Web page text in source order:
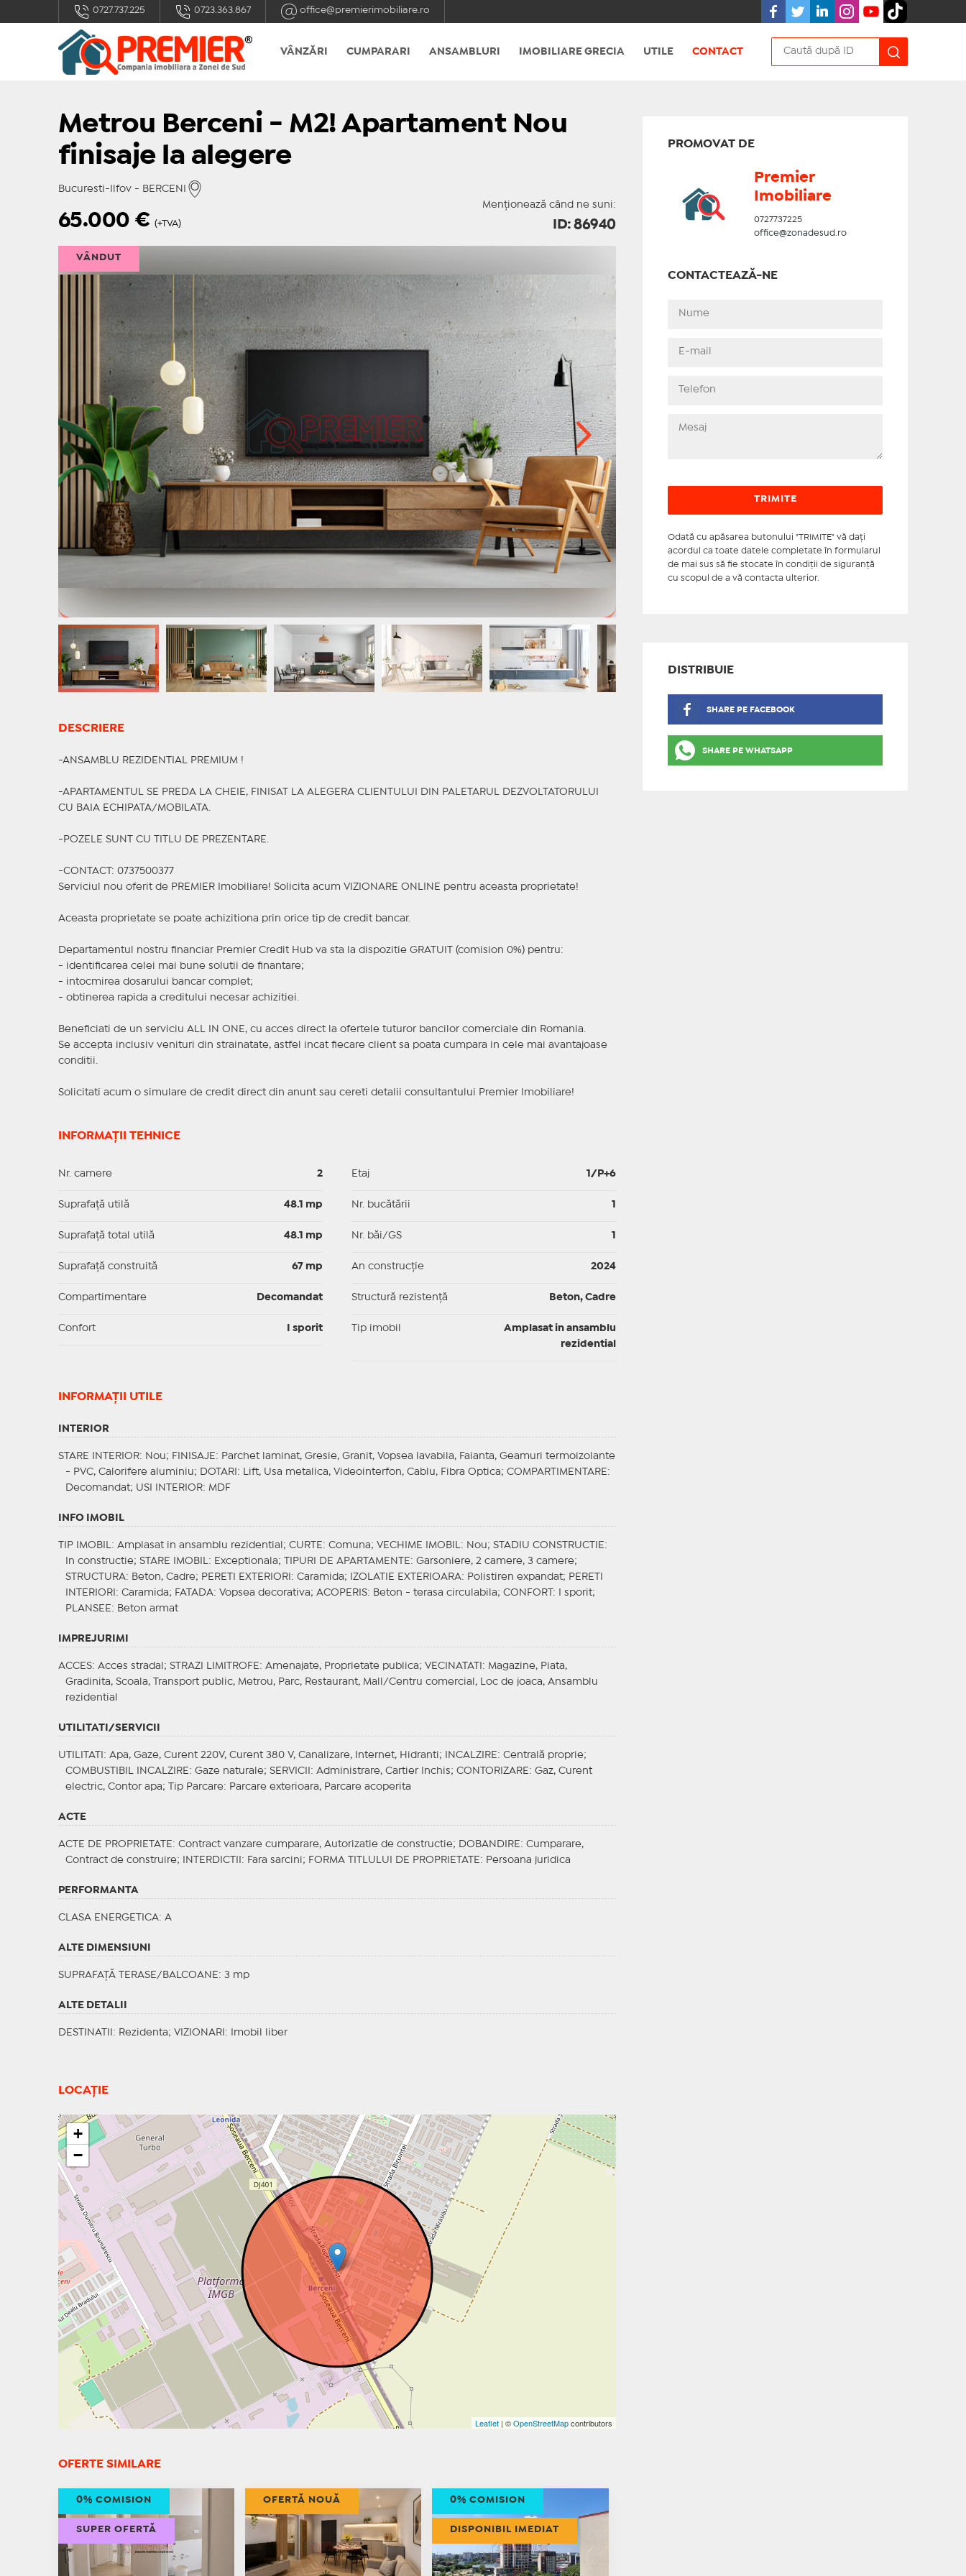
0727.737.225 0723.363.867 office@premierimobiliare.ro
VÂNZĂRI CUMPARARI ANSAMBLURI IMOBILIARE GRECIA UTILE CONTACT
Metrou Berceni - M2! Apartament Nou
finisaje la alegere
Bucuresti-Ilfov - BERCENI
Menționează când ne suni:
65.000€ (+TVA) ID: 86940
VÂNDUT
DESCRIERE
-ANSAMBLU REZIDENTIAL PREMIUM !
-APARTAMENTUL SE PREDA LA CHEIE, FINISAT LA ALEGERA CLIENTULUI DIN PALETARUL DEZVOLTATORULUI
CU BAIA ECHIPATA/MOBILATA.
-POZELE SUNT CU TITLU DE PREZENTARE.
-CONTACT: 0737500377
Serviciul nou oferit de PREMIER Imobiliare! Solicita acum VIZIONARE ONLINE pentru aceasta proprietate!
Aceasta proprietate se poate achizitiona prin orice tip de credit bancar.
Departamentul nostru financiar Premier Credit Hub va sta la dispozitie GRATUIT (comision 0%) pentru:
- identificarea celei mai bune solutii de finantare;
- intocmirea dosarului bancar complet;
- obtinerea rapida a creditului necesar achizitiei.
Beneficiati de un serviciu ALL IN ONE, cu acces direct la ofertele tuturor bancilor comerciale din Romania.
Se accepta inclusiv venituri din strainatate, astfel incat fiecare client sa poata cumpara in cele mai avantajoase
conditii.
Solicitati acum o simulare de credit direct din anunt sau cereti detalii consultantului Premier Imobiliare!
INFORMAȚII TEHNICE
Nr. camere 2
Suprafaţă utilă 48.1 mp
Suprafaţă total utilă 48.1 mp
Suprafaţă construită 67 mp
Compartimentare Decomandat
Confort I sporit
Etaj 1/P+6
Nr. bucătării
Nr. băi/GS
An construcție 2024
Structură rezistență Beton, Cadre
Tip imobil
Amplasat in ansamblu
rezidential
INFORMAŢII UTILE
INTERIOR
STARE INTERIOR: Nou; FINISAJE : Parchet laminat, Gresie, Granit, Vopsea lavabila, Faianta, Geamuri termoizolante
- PVC, Calorifere aluminiu;
DOTARI : Lift, Usa metalica, Videointerfon, Cablu, Fibra Optica; COMPARTIMENTARE :
Decomandat; USI INTERIOR: MDF
INFO IMOBIL
TIP IMOBIL : Amplasat in ansamblu rezidential; CURTE : Comuna; VECHIME IMOBIL : Nou; STADIU CONSTRUCTIE :
In constructie; STARE IMOBIL : Exceptionala; TIPURI DE APARTAMENTE : Garsoniere, 2 camere, 3 camere;
STRUCTURA: Beton, Cadre; PERETI EXTERIORI : Caramida; IZOLATIE EXTERIOARA: Polistiren expandat; PERETI
INTERIORI : Caramida; FATADA: Vopsea decorativa; ACOPERIS: Beton - terasa circulabila; CONFORT
: I sporit;
PLANSEE : Beton armat
IMPREJURIMI
ACCES: Acces stradal; STRAZI LIMITROFE : Amenajate, Proprietate publica; VECINATATI
: Magazine, Piata,
Gradinita, Scoala, Transport public, Metrou, Parc, Restaurant, Mall/Centru comercial, Loc de joaca, Ansamblu
rezidential
UTILITATI/SERVICII
UTILITATI : Apa, Gaze, Curent 220V, Curent 380 V, Canalizare, Internet, Hidranti; INCALZIRE : Centrală proprie;
COMBUSTIBIL INCALZIRE : Gaze naturale; SERVICII : Administrare, Cartier Inchis; CONTORIZARE : Gaz, Curent
electric, Contor apa;
Tip Parcare: Parcare exterioara, Parcare acoperita
ACTE
ACTE DE PROPRIETATE : Contract vanzare cumparare, Autorizatie de constructie; DOBANDIRE : Cumparare,
Contract de construire;
INTERDICTII : Fara sarcini; FORMA TITLULUI DE PROPRIETATE : Persoana juridica
PERFORMANTA
CLASA ENERGETICA: A
ALTE DIMENSIUNI
SUPRAFAȚĂ TERASE/BALCOANE: 3 mp
ALTE DETALII
DESTINATII : Rezidenta; VIZIONARI : Imobil liber
LOCAȚIE
+
−
Leaflet| ©OpenStreetMapcontributors
PROMOVAT DE
Premier
Imobiliare
0727737225
office@zonadesud.ro
CONTACTEAZĂ-NE
Odată cu apăsarea butonului "TRIMITE" vă daţi
acordul ca toate datele completate în formularul
de mai sus să fie stocate în condiţii de siguranţă
cu scopul de a vă contacta ulterior.
DISTRIBUIE
SHARE PE FACEBOOK
SHARE PE WHATSAPP
OFERTE SIMILARE
0% COMISION
SUPER OFERTĂ
OFERTĂ NOUĂ 0% COMISION
DISPONIBIL IMEDIAT